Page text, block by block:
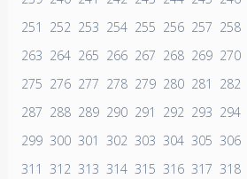
251
252 253 254 255 256 257 258
263 264 265 266 267 268 269 270
275 276 277 278 279 280 281 282
287 288 289 290 291 292 293 294
299 300 301 302 303 304 305 306
311
312 313 314 315 316 317 318